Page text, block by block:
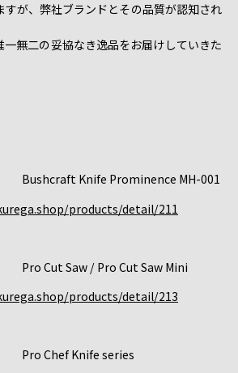
すが、弊社ブランドとその品質が認知され
一無二の妥協なき逸品をお届けしていきた
Bushcraft Knife Prominence MH-001
products/detail/211
Pro Cut Saw / Pro Cut Saw Mini
products/detail/213
Pro Chef Knife series